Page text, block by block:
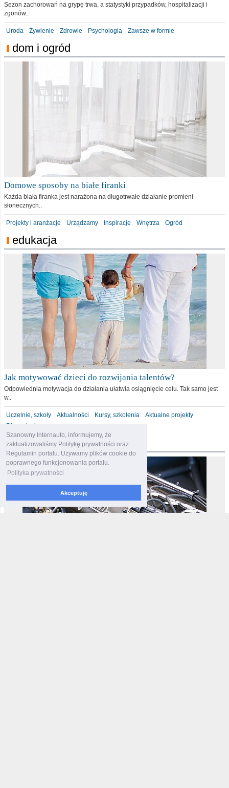
Szanowny Internauto, informujemy, że
zaktualizowaliśmy Politykę prywatności oraz
Regulamin portalu. Używamy plików cookie do
poprawnego funkcjonowania portalu.
Polityka prywatności
Akceptuję
Sezon zachorowań na grypę trwa, a statystyki przypadków, hospitalizacji i
zgonów..
Uroda Żywienie Zdrowie Psychologia Zawsze w formie
dom i ogród
Domowe sposoby na białe firanki
Każda biała firanka jest narażona na długotrwałe działanie promieni
słonecznych..
Projekty i aranżacje Urządzamy Inspiracje Wnętrza Ogród
edukacja
Jak motywować dzieci do rozwijania talentów?
Odpowiednia motywacja do działania ułatwia osiągnięcie celu. Tak samo jest
w..
Uczelnie, szkoły Aktualności Kursy, szkolenia
Aktualne projekty
Dla malucha
motoryzacja